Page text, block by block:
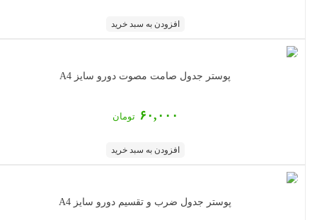
افزودن به سبد خرید
پوستر جدول صامت مصوت دورو سایز A4
۶۰,۰۰۰تومان
افزودن به سبد خرید
پوستر جدول ضرب و تقسیم دورو سایز A4